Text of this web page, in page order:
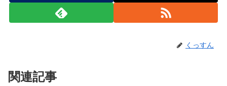
くっすん
関連記事